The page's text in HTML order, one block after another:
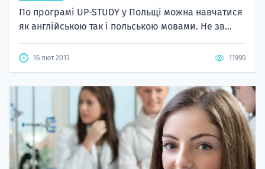
По програмі UP-STUDY у Польщі можна навчатися
як англійською так і польською мовами. Не зв...
16 лют 2013 11990